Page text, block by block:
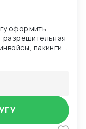
оформить
разрешительная
пакинги,